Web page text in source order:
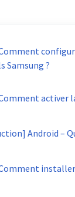
Samsung ?
activer
Android –